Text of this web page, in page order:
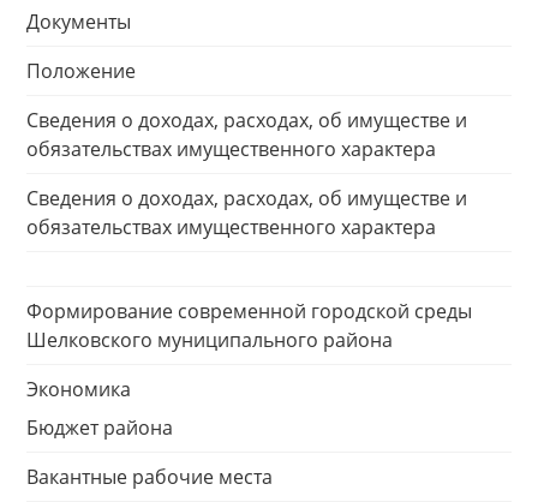
Документы
Положение
Сведения о доходах, расходах, об имуществе и
обязательствах имущественного характера
Сведения о доходах, расходах, об имуществе и
обязательствах имущественного характера
Формирование современной городской среды
Шелковского муниципального района
Экономика
Бюджет района
Вакантные рабочие места